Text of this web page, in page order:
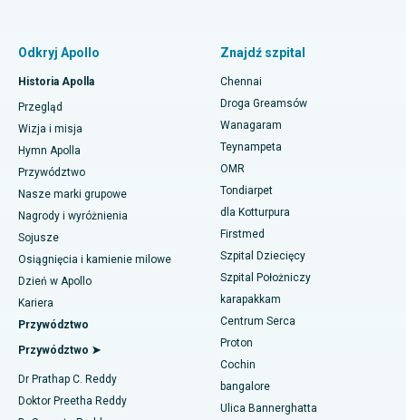
Znajdź dentystę
Znajdź pediatrię
Znajdź dermatologa
Znajdź urologa
Znajdź diabetologa
Najlepszy szpital w Paschim Boragaon, Guwahati
Najlepszy szpital przy PH Road w Chennai
Najlepszy ośrodek kardiologiczny w Thousand Lights w
Ćennaju
Najlepszy szpital w Jubilee Hills, Hajdarabad
Najlepszy szpital w Tondiarpet, Chennai
Najlepszy szpital w Kotturpuram, Chennai
Najlepszy szpital na Kovai Road, Karur
Najlepszy szpital w Karapakkam, Chennai
Najlepszy szpital w Arilova, Vizag
Najlepszy szpital przy Kanpur Road w Lucknow
podmięśniowego
Szybka wymiana stawu kolanowego w ramach opieki dziennej
Rękawowa resekcja żołądka
Operacja laserowa Lasik
Korekcja nosa
Liposukcja
Angiogram wieńcowy
Wymiana przezcewnikowej zastawki aortalnej
Naprawa zastawki MitraClip
Minimalnie inwazyjna kardiochirurgia
Odkryj Apollo
Historia Apolla
Przegląd
Wizja i misja
Hymn Apolla
Przywództwo
Nasze marki grupowe
Nagrody i wyróżnienia
Sojusze
Osiągnięcia i kamienie milowe
Dzień w Apollo
Kariera
Przywództwo
Przywództwo ➤
Dr Prathap C. Reddy
Doktor Preetha Reddy
Znajdź szpital
Chennai
Droga Greamsów
Wanagaram
Teynampeta
OMR
Tondiarpet
dla Kotturpura
Firstmed
Szpital Dziecięcy
Szpital Położniczy
karapakkam
Centrum Serca
Proton
Cochin
bangalore
Ulica Bannerghatta